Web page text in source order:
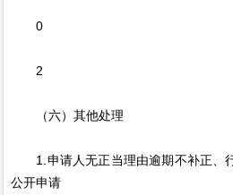
0
2
（六）其他处理
1.申请人无正当理由逾期不补正、
公开申请